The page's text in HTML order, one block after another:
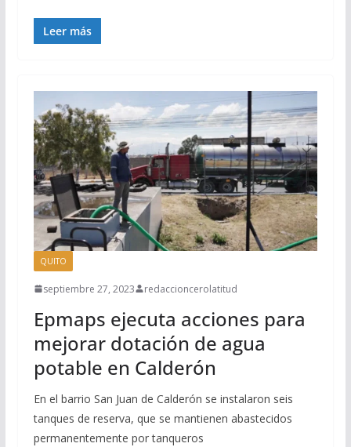
Leer más
QUITO
septiembre 27, 2023 redaccioncerolatitud
Epmaps ejecuta acciones para
mejorar dotación de agua
potable en Calderón
En el barrio San Juan de Calderón se instalaron seis
tanques de reserva, que se mantienen abastecidos
permanentemente por tanqueros